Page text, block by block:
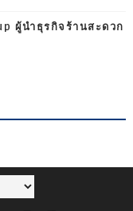
ผู้นำธุรกิจร้านสะดวก